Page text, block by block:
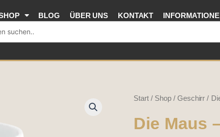
BLOG ÜBER UNS KONTAKT
Start/ Shop/Geschirr /
Die Maus
Die
-